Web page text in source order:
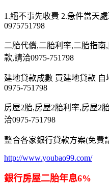
1.絕不事先收費 2.急件當天
0975751798
二胎代償,二胎利率,二胎指
款,請洽0975-751798
建地貸款成數 買建地貸款
0975-751798
房屋2胎,房屋2胎利率,房屋2
洽0975-751798
整合各家銀行貸款方案(免費
http://www.youbao99.com/
銀行房屋二胎年息6%